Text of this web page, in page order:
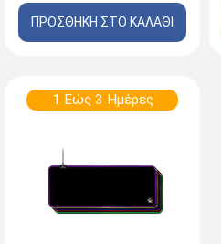
ΠΡΟΣΘΗΚΗ ΣΤΟ ΚΑΛΑΘΙ
1 Εώς 3 Ημέρες